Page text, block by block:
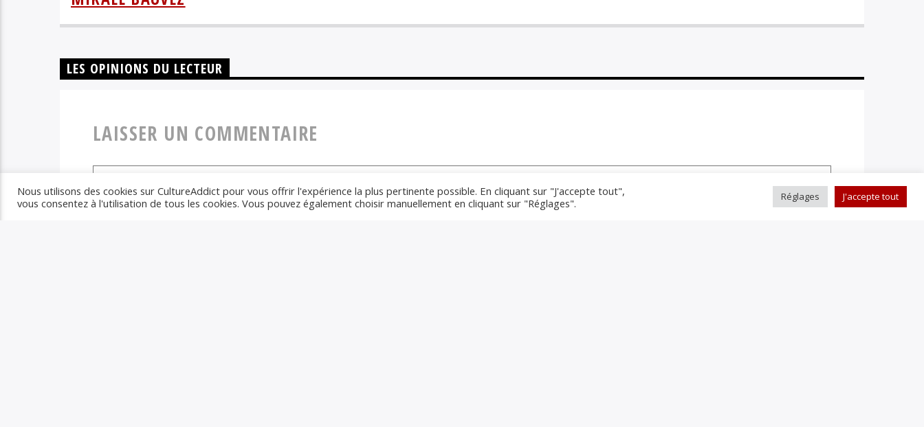
LES OPINIONS DU LECTEUR
LAISSER UN COMMENTAIRE
Nous utilisons des cookies sur CultureAddict pour vous offrir l'expérience la plus pertinente possible. En cliquant sur "J'accepte tout",
vous consentez à l'utilisation de tous les cookies. Vous pouvez également choisir manuellement en cliquant sur "Réglages".
Réglages J'accepte tout